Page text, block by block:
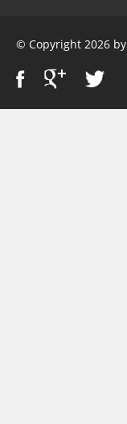
© Copyright 2026 by